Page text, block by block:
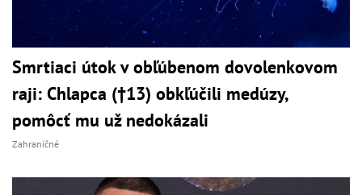
Smrtiaci útok v obľúbenom dovolenkovom
raji: Chlapca (†13) obkľúčili medúzy,
pomôcť mu už nedokázali
Zahraničné